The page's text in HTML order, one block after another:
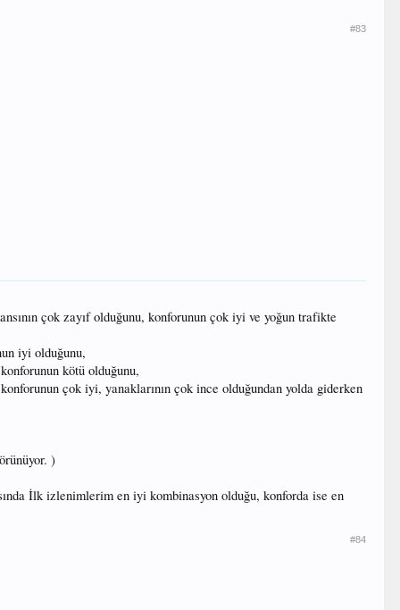
#83
çok zayıf olduğunu, konforunun çok iyi ve yoğun trafikte
iyi olduğunu,
kötü olduğunu,
çok iyi, yanaklarının çok ince olduğundan yolda giderken
)
İlk izlenimlerim en iyi kombinasyon olduğu, konforda ise en
#84